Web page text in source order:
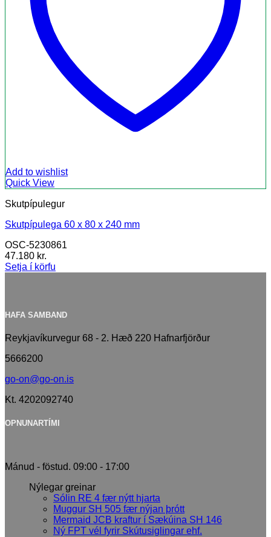
Add to wishlist
Quick View
Skutpípulegur
Skutpípulega 60 x 80 x 240 mm
OSC-5230861
47.180 kr.
Setja í körfu
HAFA SAMBAND
Reykjavíkurvegur 68 - 2. Hæð 220 Hafnarfjörður
5666200
go-on@go-on.is
Kt. 4202092740
OPNUNARTÍMI
Mánud - föstud. 09:00 - 17:00
Nýlegar greinar
Sólin RE 4 fær nýtt hjarta
Muggur SH 505 fær nýjan þrótt
Mermaid JCB kraftur í Sækúina SH 146
Ný FPT vél fyrir Skútusiglingar ehf.